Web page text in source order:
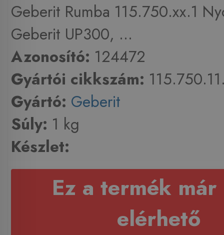
Geberit Rumba 115.750.xx.1
Geberit UP300, ...
Azonosító: 124472
Gyártói cikkszám:
Gyártó: Geberit
Súly: 1 kg
Készlet:
Ez a termék már
elérhető